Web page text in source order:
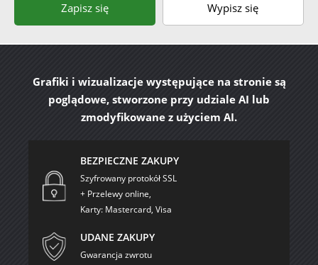
Zapisz się Wypisz się
Grafiki i wizualizacje występujące na stronie są
poglądowe, stworzone przy udziale AI lub
zmodyfikowane z użyciem AI.
BEZPIECZNE ZAKUPY
Szyfrowany protokół SSL
+ Przelewy online,
Karty: Mastercard, Visa
UDANE ZAKUPY
Gwarancja zwrotu